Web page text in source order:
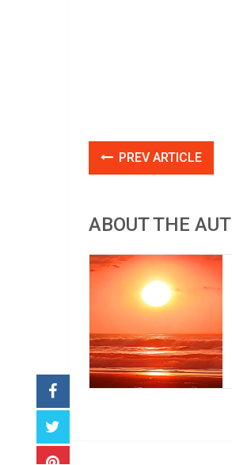
PREV ARTICLE
ABOUT THE